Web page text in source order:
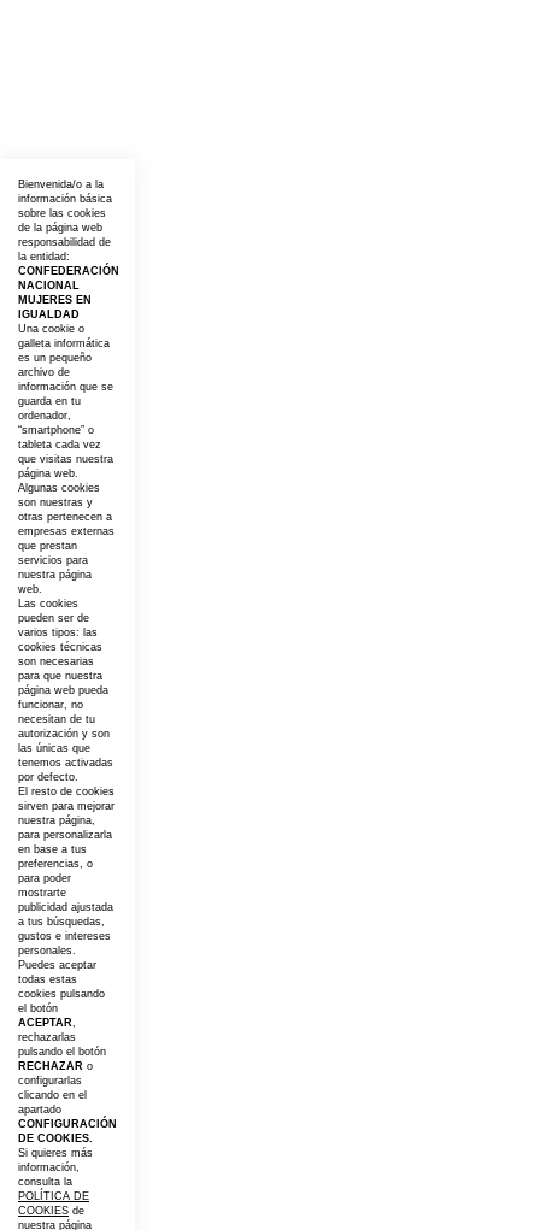
Bienvenida/o a la
información básica
sobre las cookies
de la página web
responsabilidad de
la entidad:
CONFEDERACIÓN
NACIONAL
MUJERES EN
IGUALDAD
Una cookie o
galleta informática
es un pequeño
archivo de
información que se
guarda en tu
ordenador,
“smartphone” o
tableta cada vez
que visitas nuestra
página web.
Algunas cookies
son nuestras y
otras pertenecen a
empresas externas
que prestan
servicios para
nuestra página
web.
Las cookies
pueden ser de
varios tipos: las
cookies técnicas
son necesarias
para que nuestra
página web pueda
funcionar, no
necesitan de tu
autorización y son
las únicas que
tenemos activadas
por defecto.
El resto de cookies
sirven para mejorar
nuestra página,
para personalizarla
en base a tus
preferencias, o
para poder
mostrarte
publicidad ajustada
a tus búsquedas,
gustos e intereses
personales.
Puedes aceptar
todas estas
cookies pulsando
el botón
ACEPTAR,
rechazarlas
pulsando el botón
RECHAZAR o
configurarlas
clicando en el
apartado
CONFIGURACIÓN
DE COOKIES.
Si quieres más
información,
consulta la
POLÍTICA DE
COOKIES de
nuestra página